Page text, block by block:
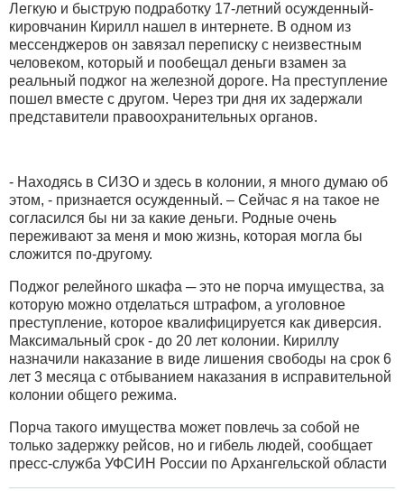
Легкую и быструю подработку 17-летний осужденный-
кировчанин Кирилл нашел в интернете. В одном из
мессенджеров он завязал переписку с неизвестным
человеком, который и пообещал деньги взамен за
реальный поджог на железной дороге. На преступление
пошел вместе с другом. Через три дня их задержали
представители правоохранительных органов.
- Находясь в СИЗО и здесь в колонии, я много думаю об
этом, - признается осужденный. – Сейчас я на такое не
согласился бы ни за какие деньги. Родные очень
переживают за меня и мою жизнь, которая могла бы
сложится по-другому.
Поджог релейного шкафа ─ это не порча имущества, за
которую можно отделаться штрафом, а уголовное
преступление, которое квалифицируется как диверсия.
Максимальный срок - до 20 лет колонии. Кириллу
назначили наказание в виде лишения свободы на срок 6
лет 3 месяца с отбыванием наказания в исправительной
колонии общего режима.
Порча такого имущества может повлечь за собой не
только задержку рейсов, но и гибель людей, сообщает
пресс-служба УФСИН России по Архангельской области